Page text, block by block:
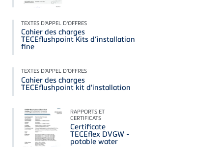
TEXTES D'APPEL D'OFFRES
Cahier des charges
TECEflushpoint Kits d’installation
fine
TEXTES D'APPEL D'OFFRES
Cahier des charges
TECEflushpoint kit d'installation
RAPPORTS ET
CERTIFICATS
Certificate
TECEflex DVGW -
potable water